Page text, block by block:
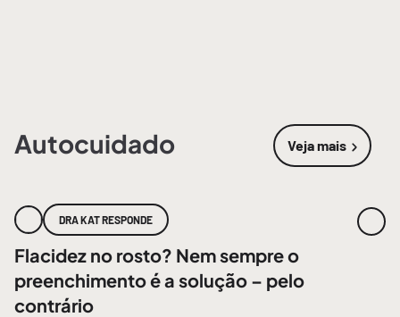
Autocuidado Veja mais
sobre
DRA KAT RESPONDE
Flacidez no rosto? Nem sempre o
preenchimento é a solução – pelo
contrário